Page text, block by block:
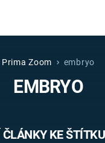
UFO DRUHÁ SVĚTOVÁ
DÁVNOVĚKU
Prima Zoom embryo
EMBRYO
KE